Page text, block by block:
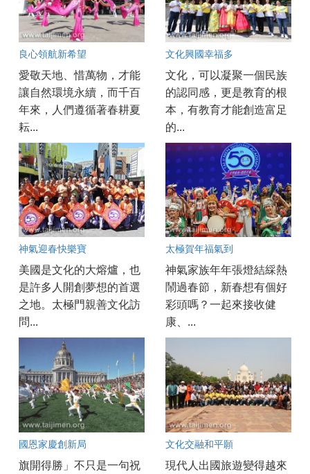
良心領航新希望
愛敬天地、惜萬物，才能
讓自然環境永續，而千百
年來，人們遵循著春耕夏
耘...
文化興國幸福多
文化，可以凝聚一個民族
的認同感，更是教育的根
本，有教育才能創造富足
的...
神氣迎春快樂寶
美國是文化的大熔爐，也
是許多人開創夢想的首選
之地。太極門親善文化訪
問...
太極賀年福氣到
神氣家族年年張燈結綵熱
鬧過春節，新春想有個好
彩頭嗎？一起來接收健
康、...
國恩家慶創新局
旗開得勝」不只是一句祝
文化交融和平願
現代人出國旅遊變得越來